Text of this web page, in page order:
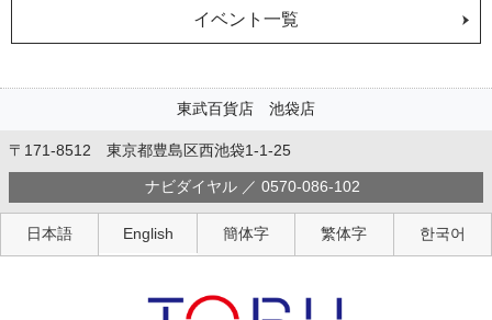
イベント一覧
東武百貨店 池袋店
〒171-8512 東京都豊島区西池袋1-1-25
ナビダイヤル ／ 0570-086-102
日本語 English 簡体字 繁体字 한국어